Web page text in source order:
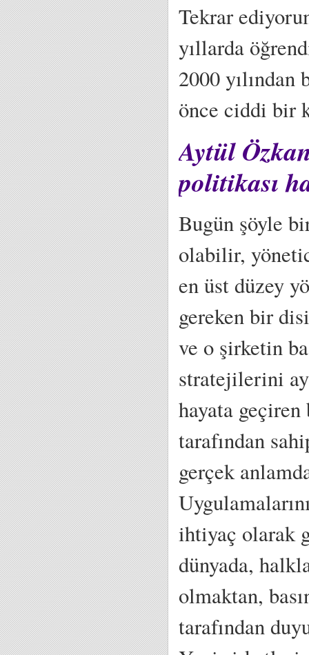
Tekrar
yıllarda
2000
önce ciddi bir
Aytül
politikası
Bugün şöyle
olabilir,
en üst düzey
gereken bir
ve o şirketin
stratejilerini
hayata
tarafından
gerçek
ihtiyaç olarak
dünyada,
olmaktan,
tarafından